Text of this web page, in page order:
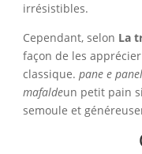
irrésistibles.
Cependant, selon La
façon de les
classique. pane e
mafaldeun petit pain
semoule et